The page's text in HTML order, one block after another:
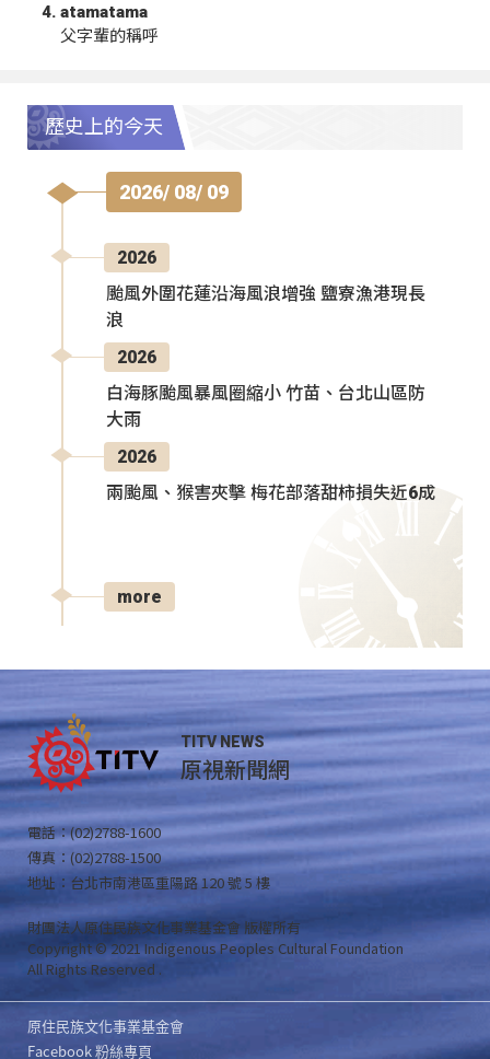
atamatama
父字輩的稱呼
歷史上的今天
2026/ 08/ 09
2026
颱風外圍花蓮沿海風浪增強 鹽寮漁港現長
浪
2026
白海豚颱風暴風圈縮小 竹苗、台北山區防
大雨
2026
兩颱風、猴害夾擊 梅花部落甜柿損失近6成
more
TITV NEWS
原視新聞網
電話：(02)2788-1600
傳真：(02)2788-1500
地址：台北市南港區重陽路 120 號 5 樓
財團法人原住民族文化事業基金會 版權所有
Copyright © 2021 Indigenous Peoples Cultural Foundation
All Rights Reserved .
原住民族文化事業基金會
Facebook 粉絲專頁